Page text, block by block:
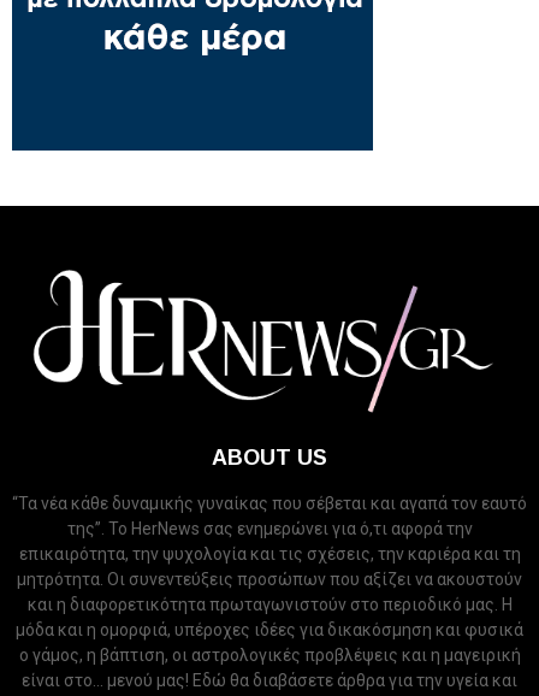
ABOUT US
“Τα νέα κάθε δυναμικής γυναίκας που σέβεται και αγαπά τον εαυτό
της”. Το HerNews σας ενημερώνει για ό,τι αφορά την
επικαιρότητα, την ψυχολογία και τις σχέσεις, την καριέρα και τη
μητρότητα. Οι συνεντεύξεις προσώπων που αξίζει να ακουστούν
και η διαφορετικότητα πρωταγωνιστούν στο περιοδικό μας. Η
μόδα και η ομορφιά, υπέροχες ιδέες για δικακόσμηση και φυσικά
ο γάμος, η βάπτιση, οι αστρολογικές προβλέψεις και η μαγειρική
είναι στο... μενού μας! Εδώ θα διαβάσετε άρθρα για την υγεία και